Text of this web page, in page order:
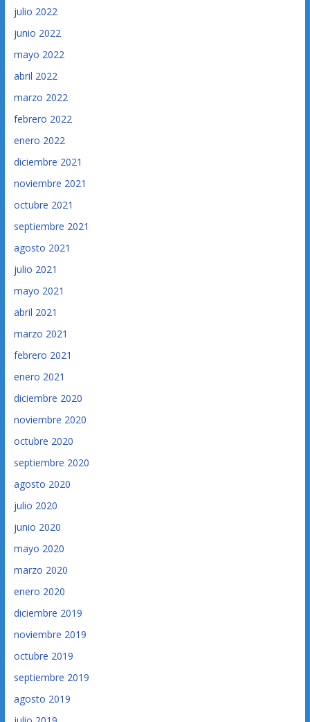
julio 2022
junio 2022
mayo 2022
abril 2022
marzo 2022
febrero 2022
enero 2022
diciembre 2021
noviembre 2021
octubre 2021
septiembre 2021
agosto 2021
julio 2021
mayo 2021
abril 2021
marzo 2021
febrero 2021
enero 2021
diciembre 2020
noviembre 2020
octubre 2020
septiembre 2020
agosto 2020
julio 2020
junio 2020
mayo 2020
marzo 2020
enero 2020
diciembre 2019
noviembre 2019
octubre 2019
septiembre 2019
agosto 2019